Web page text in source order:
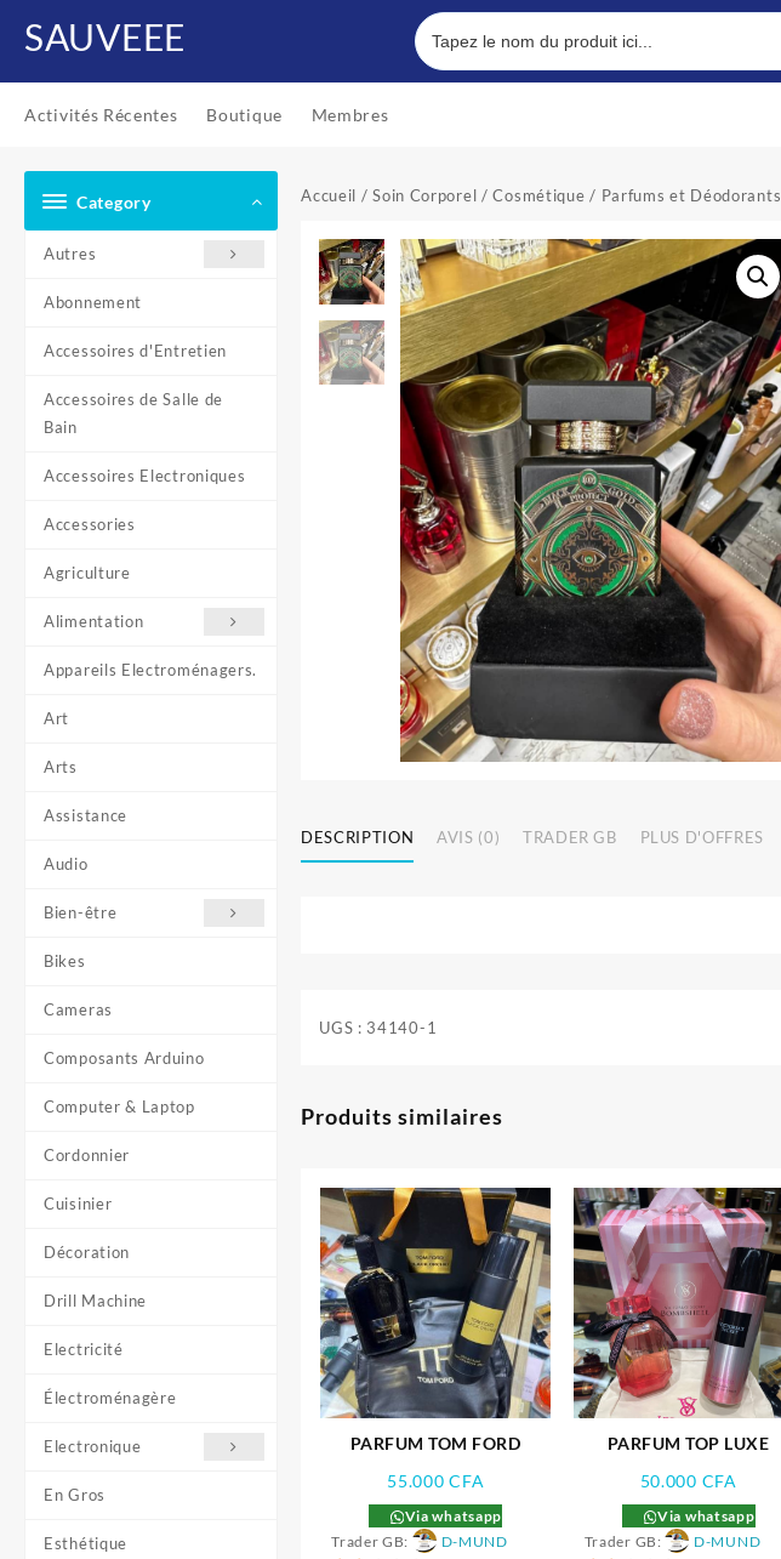
SAUVEEE
Activités Récentes Boutique Membres
Category
Autres
Abonnement
Accessoires d'Entretien
Accessoires de Salle de
Bain
Accessoires Electroniques
Accessories
Agriculture
Alimentation
Appareils Electroménagers.
Art
Arts
Assistance
Audio
Bien-être
Bikes
Cameras
Composants Arduino
Computer & Laptop
Cordonnier
Cuisinier
Décoration
Drill Machine
Electricité
Électroménagère
Electronique
En Gros
Esthétique
Accueil /Soin Corporel /Cosmétique / Parfums et Déodorants
DESCRIPTION AVIS (0) TRADER GB PLUS D'OFFRES
UGS : 34140-1
Produits similaires
PARFUM TOM FORD
55.000CFA
Via whatsapp
Trader GB:
D-MUND
PARFUM TOP LUXE
50.000 CFA
Via whatsapp
Trader GB:
D-MUND